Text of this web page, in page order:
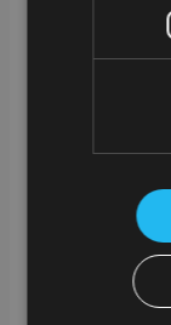
Kulcstartó Bőr
5236 MULTI